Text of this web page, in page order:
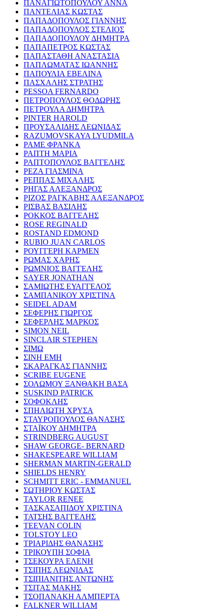
ΠΑΝΑΓΙΩΤΟΠΟΥΛΟΥ ΑΝΝΑ
ΠΑΝΤΕΛΙΑΣ ΚΩΣΤΑΣ
ΠΑΠΑΔΟΠΟΥΛΟΣ ΓΙΑΝΝΗΣ
ΠΑΠΑΔΟΠΟΥΛΟΣ ΣΤΕΛΙΟΣ
ΠΑΠΑΔΟΠΟΥΛΟΥ ΔΗΜΗΤΡΑ
ΠΑΠΑΠΕΤΡΟΣ ΚΩΣΤΑΣ
ΠΑΠΑΣΤΑΘΗ ΑΝΑΣΤΑΣΙΑ
ΠΑΠΛΩΜΑΤΑΣ ΙΩΑΝΝΗΣ
ΠΑΠΟΥΛΙΑ ΕΒΕΛΙΝΑ
ΠΑΣΧΑΛΗΣ ΣΤΡΑΤΗΣ
PESSOA FERNARDO
ΠΕΤΡΟΠΟΥΛΟΣ ΘΟΔΩΡΗΣ
ΠΕΤΡΟΥΛΑ ΔΗΜΗΤΡΑ
PINTER HAROLD
ΠΡΟΥΣΑΛΙΔΗΣ ΛΕΩΝΙΔΑΣ
RAZUMOVSKAYA LYUDMILA
ΡΑΜΕ ΦΡΑΝΚΑ
ΡΑΠΤΗ ΜΑΡΙΑ
ΡΑΠΤΟΠΟΥΛΟΣ ΒΑΓΓΕΛΗΣ
ΡΕΖΑ ΓΙΑΣΜΙΝΑ
ΡΕΠΠΑΣ ΜΙΧΑΛΗΣ
ΡΗΓΑΣ ΑΛΕΞΑΝΔΡΟΣ
ΡΙΖΟΣ ΡΑΓΚΑΒΗΣ ΑΛΕΞΑΝΔΡΟΣ
ΡΙΣΒΑΣ ΒΑΣΙΛΗΣ
ΡΟΚΚΟΣ ΒΑΓΓΕΛΗΣ
ROSE REGINALD
ROSTAND EDMOND
RUBIO JUAN CARLOS
ΡΟΥΓΓΕΡΗ ΚΑΡΜΕΝ
ΡΩΜΑΣ ΧΑΡΗΣ
ΡΩΜΝΙΟΣ ΒΑΓΓΕΛΗΣ
SAYER JONATHAN
ΣΑΜΙΩΤΗΣ ΕΥΑΓΓΕΛΟΣ
ΣΑΜΠΑΝΙΚΟΥ ΧΡΙΣΤΙΝΑ
SEIDEL ADAM
ΣΕΦΕΡΗΣ ΓΙΩΡΓΟΣ
ΣΕΦΕΡΛΗΣ ΜΑΡΚΟΣ
SIMON NEIL
SINCLAIR STEPHEN
ΣΙΜΩ
ΣΙΝΗ ΕΜΗ
ΣΚΑΡΑΓΚΑΣ ΓΙΑΝΝΗΣ
SCRIBE EUGENE
ΣΟΛΩΜΟΥ ΞΑΝΘΑΚΗ ΒΑΣΑ
SUSKIND PATRICK
ΣΟΦΟΚΛΗΣ
ΣΠΗΛΙΩΤΗ ΧΡΥΣΑ
ΣΤΑΥΡΟΠΟΥΛΟΣ ΘΑΝΑΣΗΣ
ΣΤΑΪΚΟΥ ΔΗΜΗΤΡΑ
STRINDBERG AUGUST
SHAW GEORGE- BERNARD
SHAKESPEARE WILLIAM
SHERMAN MARTIN-GERALD
SHIELDS HENRY
SCHMITT ERIC - EMMANUEL
ΣΩΤΗΡΙΟΥ ΚΩΣΤΑΣ
TAYLOR RENEE
ΤΑΣΚΑΣΑΠΙΔΟΥ ΧΡΙΣΤΙΝΑ
ΤΑΤΣΗΣ ΒΑΓΓΕΛΗΣ
TEEVAN COLIN
TOLSTOY LEO
ΤΡΙΑΡΙΔΗΣ ΘΑΝΑΣΗΣ
ΤΡΙΚΟΥΠΗ ΣΟΦΙΑ
ΤΣΕΚΟΥΡΑ ΕΛΕΝΗ
ΤΣΙΠΗΣ ΛΕΩΝΙΔΑΣ
ΤΣΙΠΙΑΝΙΤΗΣ ΑΝΤΩΝΗΣ
ΤΣΙΤΑΣ ΜΑΚΗΣ
ΤΣΟΠΑΝΑΚΗ ΑΛΜΠΕΡΤΑ
FALKNER WILLIAM